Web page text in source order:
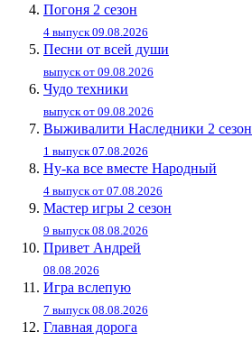
Погоня 2 сезон
4 выпуск 09.08.2026
Песни от всей души
выпуск от 09.08.2026
Чудо техники
выпуск от 09.08.2026
Выживалити Наследники 2 сезон
1 выпуск 07.08.2026
Ну-ка все вместе Народный
4 выпуск от 07.08.2026
Мастер игры 2 сезон
9 выпуск 08.08.2026
Привет Андpей
08.08.2026
Игра вслепую
7 выпуск 08.08.2026
Главная дорога